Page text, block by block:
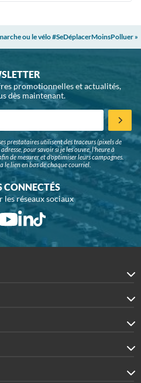
ou le vélo #SeDéplacerMoinsPolluer »
promotionnelles et actualités,
dès maintenant.
prestataires utilisent des traceurs (pixels de
pour savoir si je les ouvre, l'heure à
de mesurer et d'optimiser leurs campagnes.
lien en bas de chaque courriel.
CONNECTÉS
les réseaux sociaux